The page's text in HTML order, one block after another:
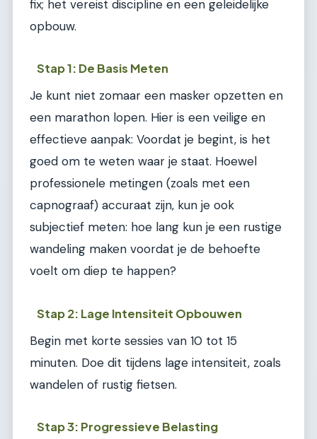
fix; het vereist discipline en een geleidelijke
opbouw.
Stap 1: De Basis Meten
Je kunt niet zomaar een masker opzetten en
een marathon lopen. Hier is een veilige en
effectieve aanpak: Voordat je begint, is het
goed om te weten waar je staat. Hoewel
professionele metingen (zoals met een
capnograaf) accuraat zijn, kun je ook
subjectief meten: hoe lang kun je een rustige
wandeling maken voordat je de behoefte
voelt om diep te happen?
Stap 2: Lage Intensiteit Opbouwen
Begin met korte sessies van 10 tot 15
minuten. Doe dit tijdens lage intensiteit, zoals
wandelen of rustig fietsen.
Stap 3: Progressieve Belasting